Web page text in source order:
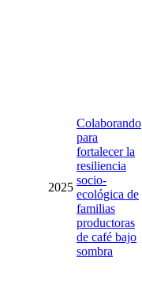
2025
Colaborando
para
fortalecer la
resiliencia
socio-
ecológica de
familias
productoras
de café bajo
sombra